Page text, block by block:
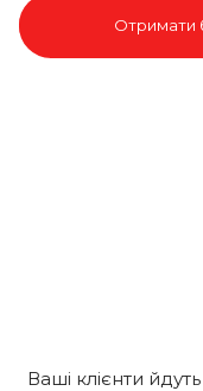
Отримати
Ваші клієнти